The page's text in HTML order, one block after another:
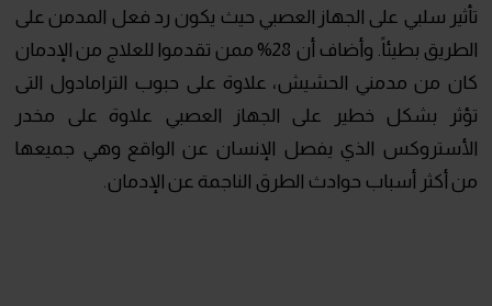
تأثير سلبي على الجهاز العصبي حيث يكون رد فعل المدمن على
الطريق بطيئاً. وأضاف أن 28% ممن تقدموا للعلاج من الإدمان
كان من مدمني الحشيش، علاوة على حبوب الترامادول التى
تؤثر بشكل خطير على الجهاز العصبي علاوة على مخدر
الأستروكس الذي يفصل الإنسان عن الواقع وهي جميعها
من أكثر أسباب حوادث الطرق الناجمة عن الإدمان.